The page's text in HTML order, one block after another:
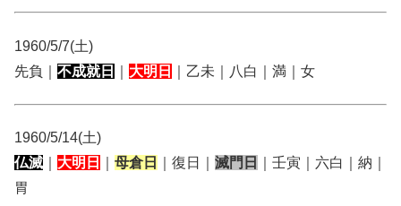
1960/5/7(土)
先負｜ 不成就日 大明日 ｜乙未｜八白｜満｜女
1960/5/14(土)
仏滅
大明日 母倉日 ｜復日｜ 滅門日
｜壬寅｜六白｜納｜
胃